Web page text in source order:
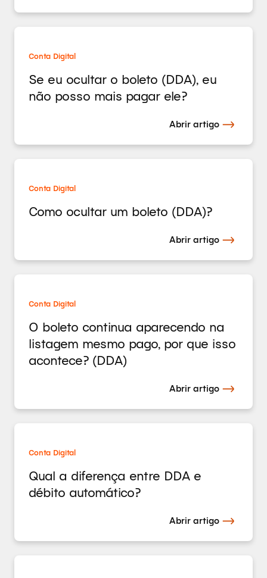
Conta Digital
Se eu ocultar o boleto (DDA), eu
não posso mais pagar ele?
Abrir artigo
Conta Digital
Como ocultar um boleto (DDA)?
Abrir artigo
Conta Digital
O boleto continua aparecendo na
listagem mesmo pago, por que isso
acontece? (DDA)
Abrir artigo
Conta Digital
Qual a diferença entre DDA e
débito automático?
Abrir artigo